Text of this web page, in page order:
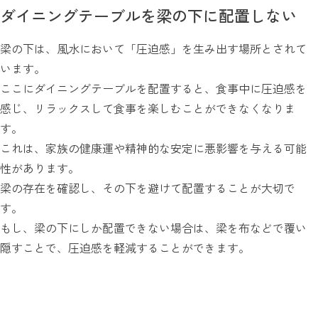
ダイニングテーブルを梁の下に配置しない
梁の下は、風水において「圧迫感」を生み出す場所とされて
います。
ここにダイニングテーブルを配置すると、食事中に圧迫感を
感じ、リラックスして食事を楽しむことができなくなりま
す。
これは、家族の健康運や精神的な安定に悪影響を与える可能
性があります。
梁の存在を確認し、その下を避けて配置することが大切で
す。
もし、梁の下にしか配置できない場合は、梁を布などで覆い
隠すことで、圧迫感を軽減することができます。